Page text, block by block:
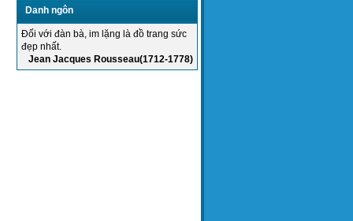
Thực hiện mục tiêu chất lượng năm
2015 của Tổng giám đốc công ty...
Danh ngôn
Ðối với đàn bà, im lặng là đồ trang sức
đẹp nhất.
Jean Jacques Rousseau(1712-1778)